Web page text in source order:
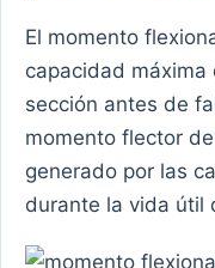
El momento
capacidad
sección antes de
momento flector
generado por las
durante la vida útil